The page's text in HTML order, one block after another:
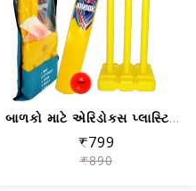
બાળકો માટે એરિડોક્સ પ્લાસ્ટિક ક્રિકેટ...
₹799
₹890